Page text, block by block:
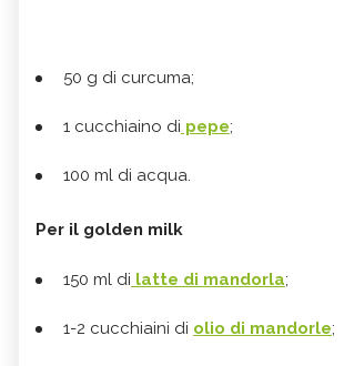
50 g di curcuma;
1 cucchiaino di pepe;
100 ml di acqua.
Per il golden milk
150 ml di latte di mandorla;
1-2 cucchiaini di olio di mandorle;